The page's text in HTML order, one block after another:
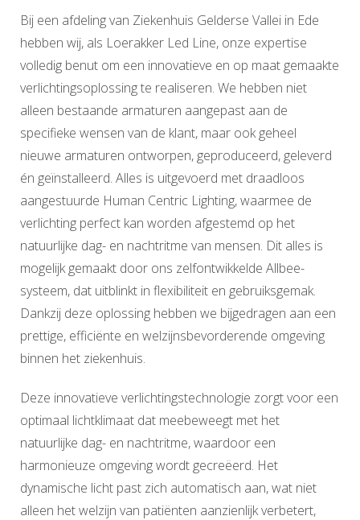
INFO
CONTACT
Bij een afdeling van Ziekenhuis Gelderse Vallei in Ede
hebben wij, als Loerakker Led Line, onze expertise
volledig benut om een innovatieve en op maat gemaakte
verlichtingsoplossing te realiseren. We hebben niet
alleen bestaande armaturen aangepast aan de
specifieke wensen van de klant, maar ook geheel
nieuwe armaturen ontworpen, geproduceerd, geleverd
én geïnstalleerd. Alles is uitgevoerd met draadloos
aangestuurde Human Centric Lighting, waarmee de
verlichting perfect kan worden afgestemd op het
natuurlijke dag- en nachtritme van mensen. Dit alles is
mogelijk gemaakt door ons zelfontwikkelde Allbee-
systeem, dat uitblinkt in flexibiliteit en gebruiksgemak.
Dankzij deze oplossing hebben we bijgedragen aan een
prettige, efficiënte en welzijnsbevorderende omgeving
binnen het ziekenhuis.
Deze innovatieve verlichtingstechnologie zorgt voor een
optimaal lichtklimaat dat meebeweegt met het
natuurlijke dag- en nachtritme, waardoor een
harmonieuze omgeving wordt gecreëerd. Het
dynamische licht past zich automatisch aan, wat niet
alleen het welzijn van patiënten aanzienlijk verbetert,